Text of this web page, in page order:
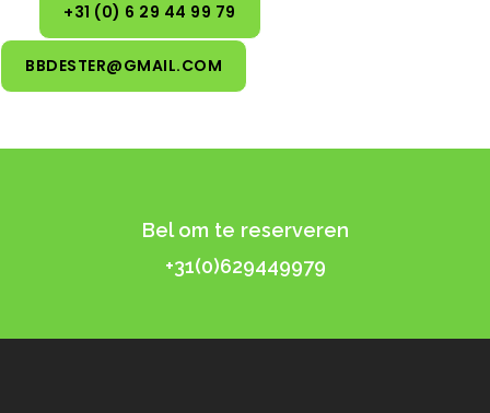
+31 (0) 6 29 44 99 79
BBDESTER@GMAIL.COM
Bel om te reserveren
+31(0)629449979